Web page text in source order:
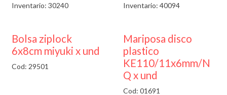
Inventario: 30240 Inventario: 40094
¡NUEVO!
Bolsa ziplock
6x8cm miyuki x und
Cod: 29501
Mariposa disco
plastico
KE110/11x6mm/N
Q x und
Cod: 01691